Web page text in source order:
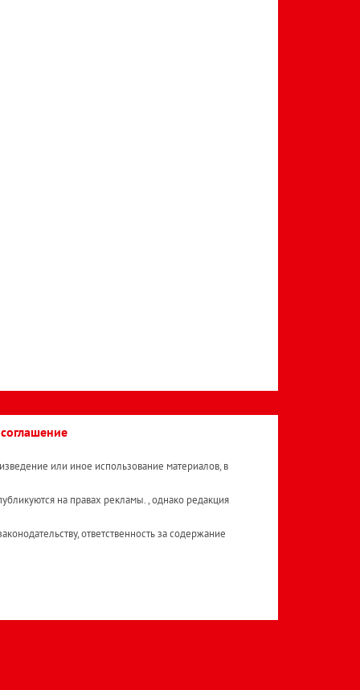
или иное использование материалов, в
на правах рекламы. , однако редакция
ответственность за содержание